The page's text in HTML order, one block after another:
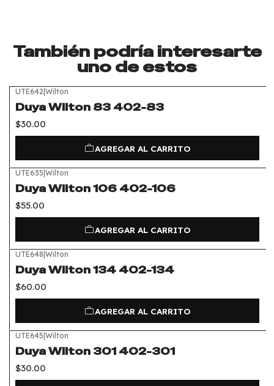
También podría interesarte
uno de estos
UTE642|Wilton
Duya Wilton 83 402-83
$30.00
AGREGAR AL CARRITO
UTE635|Wilton
Duya Wilton 106 402-106
$55.00
AGREGAR AL CARRITO
UTE648|Wilton
Duya Wilton 134 402-134
$60.00
AGREGAR AL CARRITO
UTE645|Wilton
Duya Wilton 301 402-301
$30.00